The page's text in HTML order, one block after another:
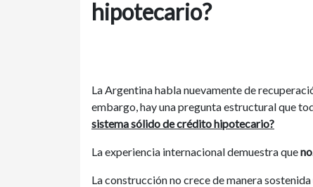
hipotecario?
La Argentina habla nuevamente de
embargo, hay una pregunta estructural que
sistema sólido de crédito hipotecario?
La experiencia internacional demuestra queno
La construcción no crece de manera